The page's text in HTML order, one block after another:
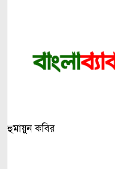
হুমায়ুন কবির